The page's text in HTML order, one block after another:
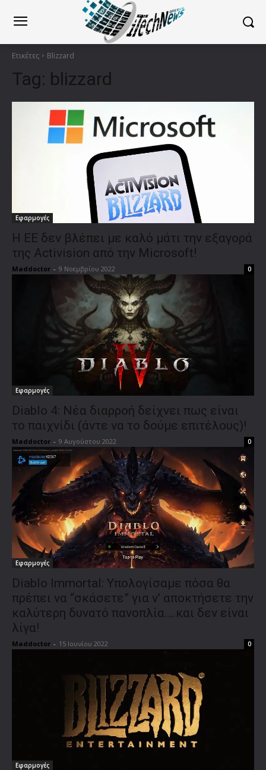
Ετικέτες Blizzard
Tag: blizzard
Εφαρμογές
Η ΕΕ δεν βλέπει με καλό μάτι την εξαγορά
της Activision από την Microsoft!
Maddoctor - 9 Νοεμβρίου 2022 0
Εφαρμογές
Diablo 4: Νέα διαρροή δείχνει πως είναι
το παιχνίδι (άντε να το δούμε επιτέλους)!
Maddoctor - 9 Αυγούστου 2022 0
Εφαρμογές
Diablo Immortal: Υπολογίσαμε πόσα θα
πρέπει να “σκάσετε” για ν’ αποκτήσετε την
καλύτερη δυνατό πανοπλία….και δεν είναι
λίγα!
Maddoctor - 15 Ιουνίου 2022 0
Εφαρμογές